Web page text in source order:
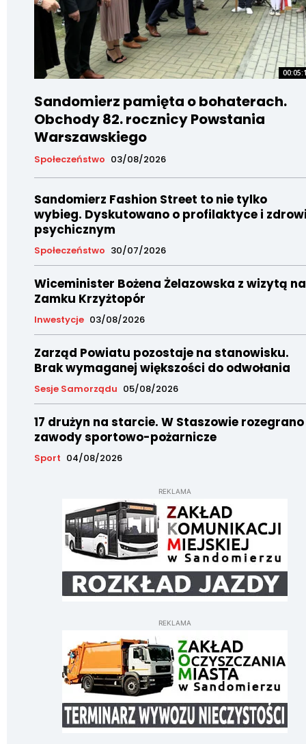
Sandomierz pamięta o bohaterach.
Obchody 82. rocznicy Powstania
Warszawskiego
Społeczeństwo 03/08/2026
Sandomierz Fashion Street to nie tylko
wybieg. Dyskutowano o profilaktyce i
psychicznym
Społeczeństwo 30/07/2026
Wiceminister Bożena Żelazowska z wizytą na
Zamku Krzyżtopór
Inwestycje 03/08/2026
Zarząd Powiatu pozostaje na stanowisku.
Brak wymaganej większości do odwołania
Sesje Samorządu 05/08/2026
17 drużyn na starcie. W Staszowie rozegrano
zawody sportowo-pożarnicze
Sport 04/08/2026
REKLAMA
REKLAMA